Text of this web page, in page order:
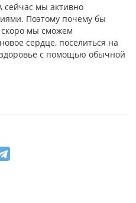
сейчас мы активно
Поэтому почему бы
мы сможем
сердце, поселиться на
с помощью обычной